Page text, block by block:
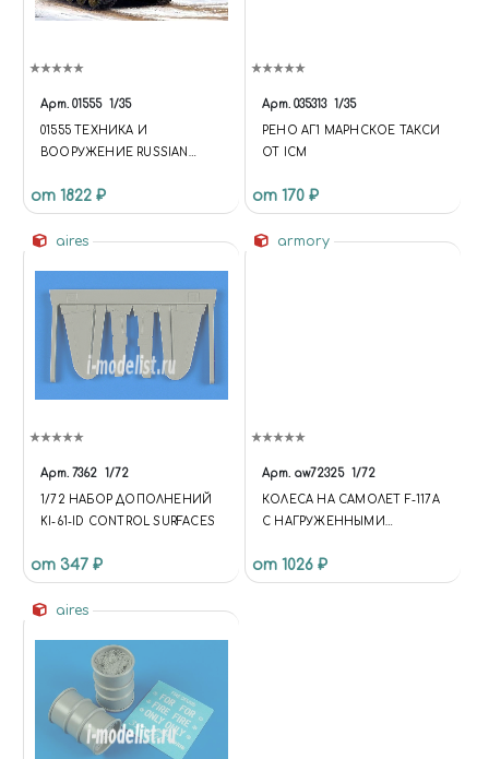
Арт. 01555 1/35
01555 ТЕХНИКА И
ВООРУЖЕНИЕ RUSSIAN
от 1822 ₽
Арт. 035313 1/35
РЕНО АГ1 МАРНСКОЕ ТАКСИ
ОТ ICM
от 170 ₽
aires
Арт. 7362 1/72
1/72 НАБОР ДОПОЛНЕНИЙ
KI-61-ID CONTROL SURFACES
от 347 ₽
armory
Арт. aw72325 1/72
КОЛЕСА НА САМОЛЕТ F-117A
С НАГРУЖЕННЫМИ
от 1026 ₽
aires